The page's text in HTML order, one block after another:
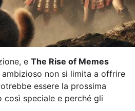
e The Rise of Memes
non si limita a offrire
essere la prossima
speciale e perché gli